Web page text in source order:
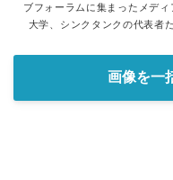
ブフォーラムに集まったメディ
大学、シンクタンクの代表者
画像を一